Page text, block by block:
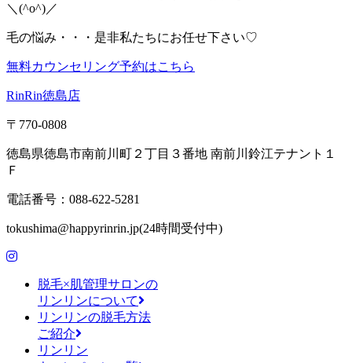
＼(^o^)／
毛の悩み・・・是非私たちにお任せ下さい♡
無料カウンセリング予約はこちら
RinRin徳島店
〒770-0808
徳島県徳島市南前川町２丁目３番地 南前川鈴江テナント１
Ｆ
電話番号：088-622-5281
tokushima@happyrinrin.jp(24時間受付中)
脱毛×肌管理サロンの
リンリンについて
リンリンの脱毛方法
ご紹介
リンリン